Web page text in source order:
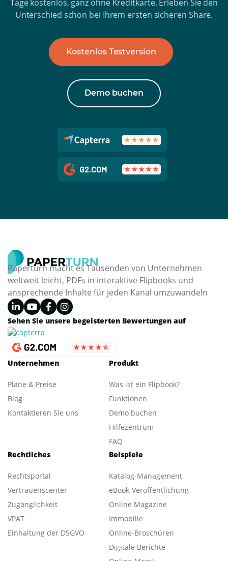
Tage kostenlos, ganz ohne Kreditkarte. Erleben Sie den
Unterschied schon bei Ihrem ersten sicheren Share.
Kostenlos Testversion
Demo buchen
Paperturn macht es Tausenden von Unternehmen
weltweit leicht, PDFs in interaktive Flipbooks und
ansprechende Inhalte für jeden Kanal umzuwandeln
Sehen Sie unsere begeisterten Bewertungen auf
Unternehmen
Pläne & Preise
Blog
Kontaktieren Sie uns
Produkt
Was ist ein Flipbook?
Funktionen
Demo buchen
Hilfezentrum
FAQ
Rechtliches
Rechtsportal
Vertrauenscenter
Zugänglichkeit
VPAT
Einhaltung der DSGVO
Beispiele
Katalog-Management
eBook-Veröffentlichung
Online Magazine
Immobilie
Online-Broschüren
Digitale Berichte